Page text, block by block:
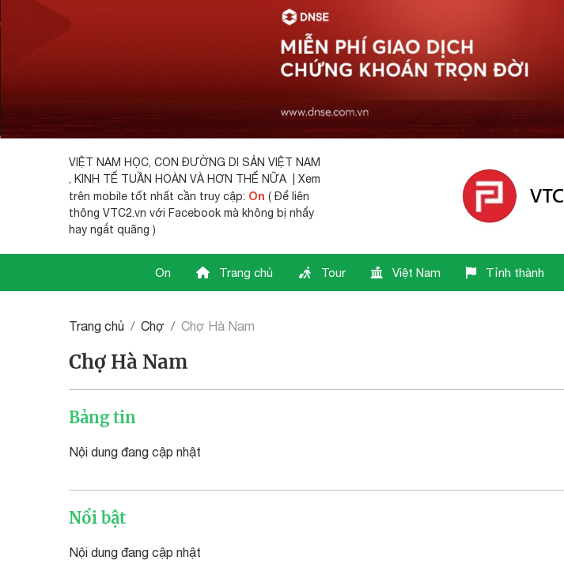
VIỆT NAM HỌC, CON ĐƯỜNG DI SẢN VIỆT NAM
, KINH TẾ TUẦN HOÀN VÀ HƠN THẾ NỮA | Xem
trên mobile tốt nhất cần truy cập: On ( Để liên
thông VTC2.vn với Facebook mà không bị nhẩy
hay ngắt quãng )
On Trang chủ Tour Việt Nam Tỉnh thành
Trang chủ Chợ Chợ Hà Nam
Chợ Hà Nam
Bảng tin
Nội dung đang cập nhật
Nổi bật
Nội dung đang cập nhật